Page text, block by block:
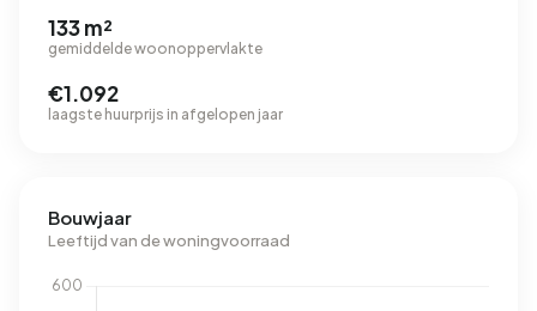
133 m²
gemiddelde woonoppervlakte
€1.092
laagste huurprijs in afgelopen jaar
Bouwjaar
Leeftijd van de woningvoorraad